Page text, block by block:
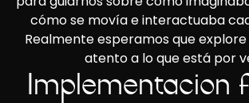
cómo se movía e interactuaba
Realmente esperamos que explore
atento a lo que está por
Implementación